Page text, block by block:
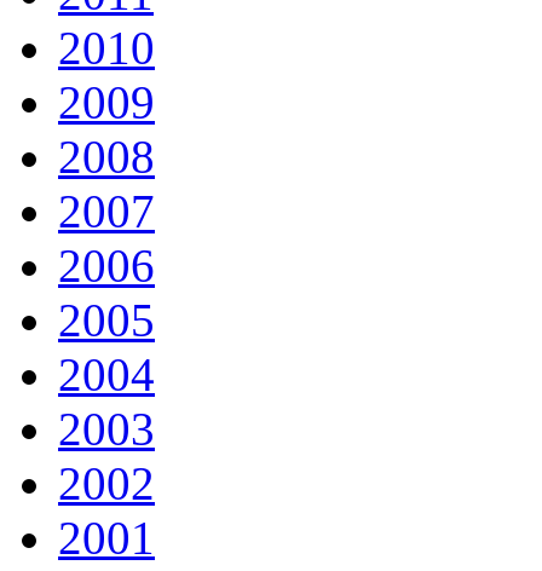
2010
2009
2008
2007
2006
2005
2004
2003
2002
2001